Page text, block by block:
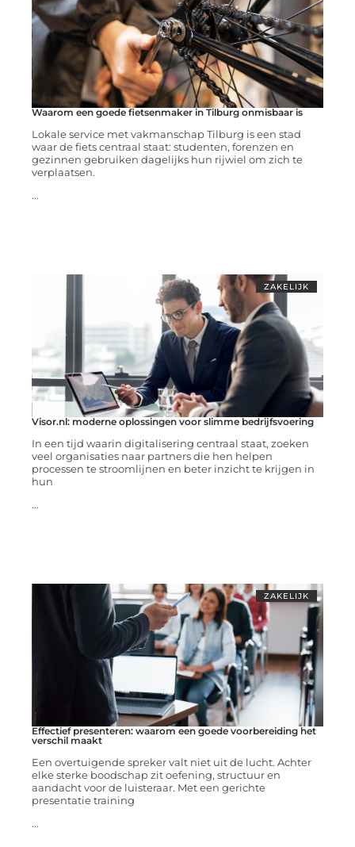
Waarom een goede fietsenmaker in Tilburg onmisbaar is
Lokale service met vakmanschap Tilburg is een stad
waar de fiets centraal staat: studenten, forenzen en
gezinnen gebruiken dagelijks hun rijwiel om zich te
verplaatsen.
...
ZAKELIJK
Visor.nl: moderne oplossingen voor slimme bedrijfsvoering
In een tijd waarin digitalisering centraal staat, zoeken
veel organisaties naar partners die hen helpen
processen te stroomlijnen en beter inzicht te krijgen in
hun
...
ZAKELIJK
Effectief presenteren: waarom een goede voorbereiding het
verschil maakt
Een overtuigende spreker valt niet uit de lucht. Achter
elke sterke boodschap zit oefening, structuur en
aandacht voor de luisteraar. Met een gerichte
presentatie training
...